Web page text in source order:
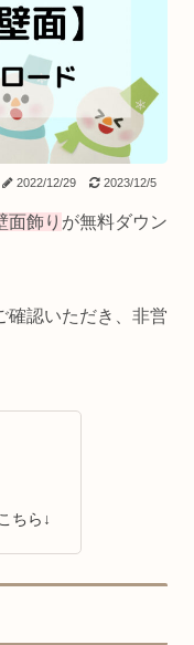
2022/12/29 2023/12/5
面飾り が無料ダウン
確認いただき、非営
ちら↓